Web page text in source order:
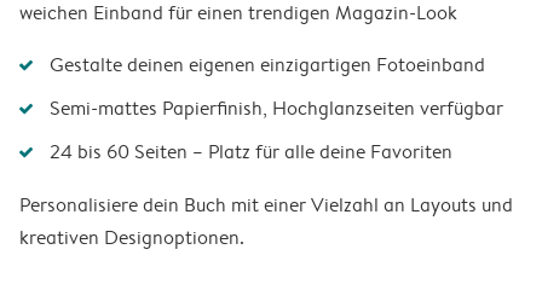
weichen Einband für einen trendigen Magazin-Look
Gestalte deinen eigenen einzigartigen Fotoeinband
Semi-mattes Papierfinish, Hochglanzseiten verfügbar
24 bis 60 Seiten – Platz für alle deine Favoriten
Personalisiere dein Buch mit einer Vielzahl an Layouts und
kreativen Designoptionen.